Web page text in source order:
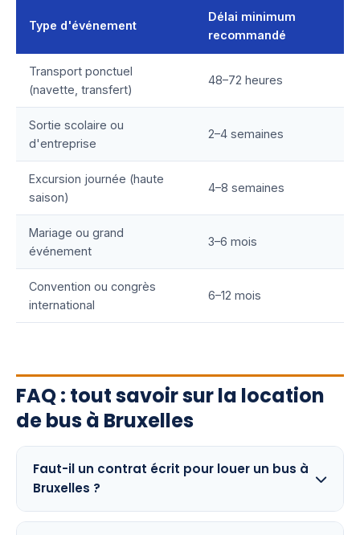
Type d'événement
Délai minimum
recommandé
Transport ponctuel
(navette, transfert)
48–72 heures
Sortie scolaire ou
d'entreprise
2–4 semaines
Excursion journée (haute
saison)
4–8 semaines
Mariage ou grand
événement
3–6 mois
Convention ou congrès
international
6–12 mois
FAQ : tout savoir sur la location
de bus à Bruxelles
Faut-il un contrat écrit pour louer un bus à
Bruxelles ?